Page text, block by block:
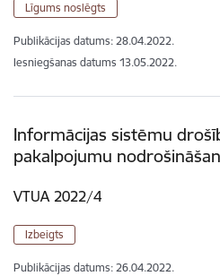
Līgums noslēgts
Publikācijas datums: 28.04.2022.
Iesniegšanas datums 13.05.2022.
Informācijas sistēmu
pakalpojumu
VTUA 2022/4
Izbeigts
Publikācijas datums: 26.04.2022.